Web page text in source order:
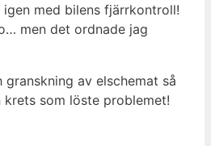
med bilens fjärrkontroll!
men det ordnade jag
av elschemat så
krets som löste problemet!